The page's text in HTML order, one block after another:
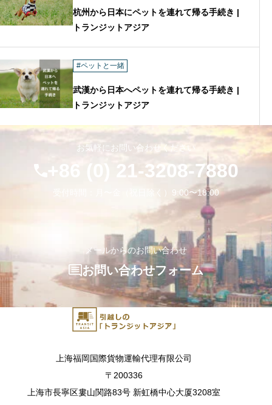
杭州から日本にペットを連れて帰る手続き |
トランジットアジア
#ペットと一緒
武漢から日本へペットを連れて帰る手続き |
トランジットアジア
お気軽にお問い合わせください
+86 (0) 21-3208-7880
受付時間：月〜金（祝日除く）9:00〜18:00
メールからのお問い合わせ
お問い合わせフォーム
上海福岡国際貨物運輸代理有限公司
〒200336
上海市長寧区婁山関路83号 新虹橋中心大厦3208室